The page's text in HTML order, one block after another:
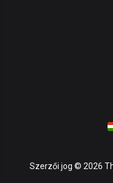
Szerzői jog © 2026